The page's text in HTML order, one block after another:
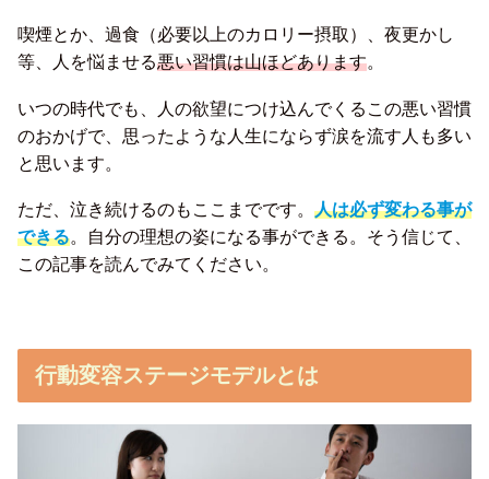
喫煙とか、過食（必要以上のカロリー摂取）、夜更かし
等、人を悩ませる悪い習慣は山ほどあります。
いつの時代でも、人の欲望につけ込んでくるこの悪い習慣
のおかげで、思ったような人生にならず涙を流す人も多い
と思います。
ただ、泣き続けるのもここまでです。 人は必ず変わる事が
できる。自分の理想の姿になる事ができる。そう信じて、
この記事を読んでみてください。
行動変容ステージモデルとは